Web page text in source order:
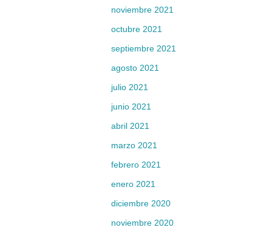
noviembre 2021
octubre 2021
septiembre 2021
agosto 2021
julio 2021
junio 2021
abril 2021
marzo 2021
febrero 2021
enero 2021
diciembre 2020
noviembre 2020